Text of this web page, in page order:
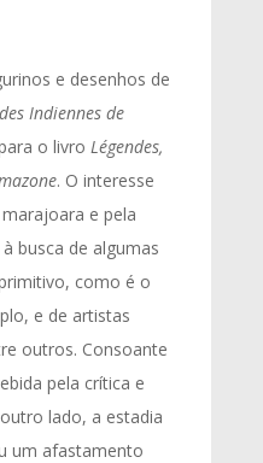
e desenhos de
Indiennes de
o livro Légendes,
. O interesse
e pela
busca de algumas
como é o
e de artistas
outros. Consoante
pela crítica e
lado, a estadia
um afastamento